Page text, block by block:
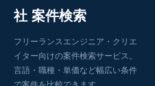
社 案件検索
フリーランスエンジニア・クリエ
イター向けの案件検索サービス。
言語・職種・単価など幅広い条件